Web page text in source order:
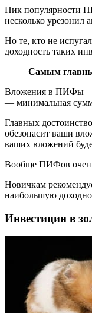
Пик популярности
несколько
Но те, кто не
доходность таких
Самым
Вложения в ПИФы —
— минимальная
Главных
обезопасит ваши
ваших вложений
Вообще ПИФов очень
Новичкам
наибольшую
Инвестиции в